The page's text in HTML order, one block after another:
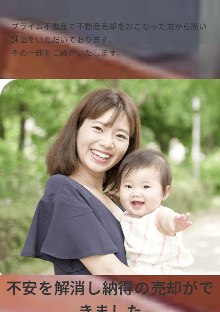
プライム不動産で不動産売却をおこなった方から高い
評価をいただいております。
その一部をご紹介いたします。
不安を解消し納得の売却がで